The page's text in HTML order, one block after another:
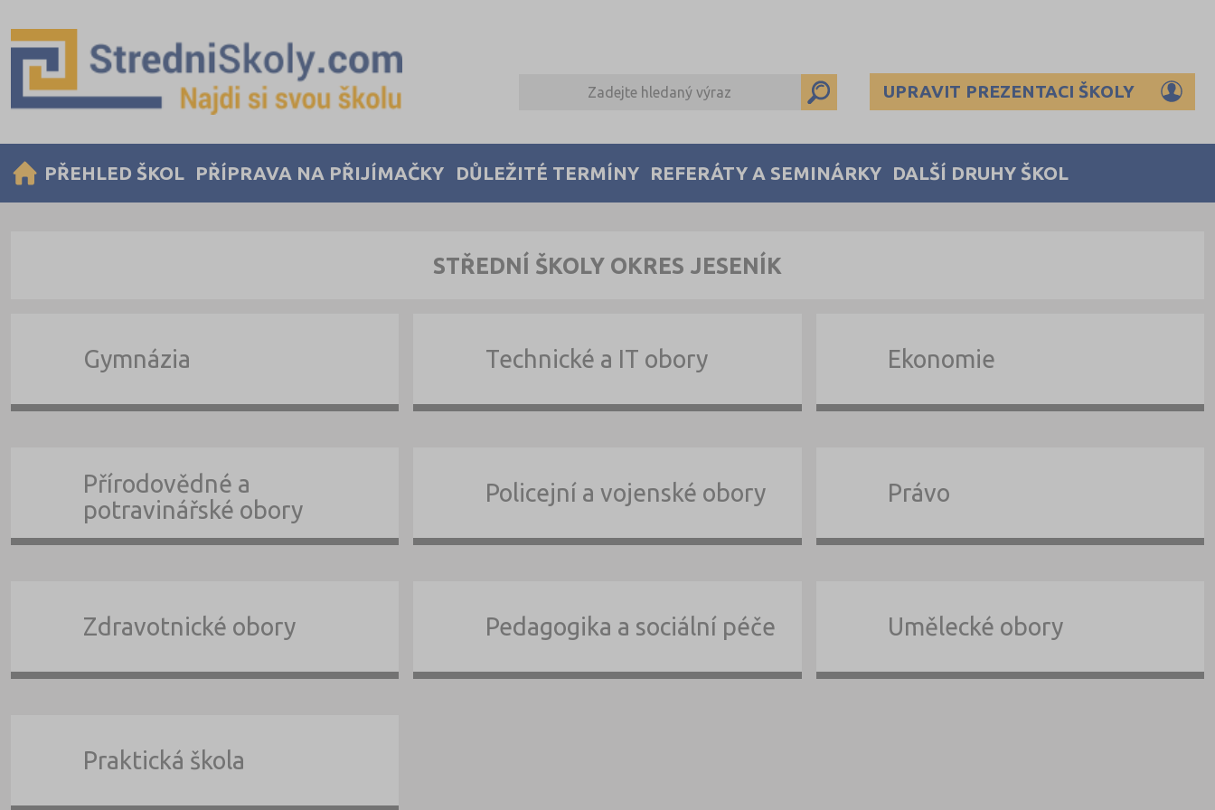
UPRAVIT PREZENTACI ŠKOLY
PŘEHLED ŠKOL PŘÍPRAVA NA PŘIJÍMAČKY DŮLEŽITÉ TERMÍNY REFERÁTY A SEMINÁRKY DALŠÍ DRUHY ŠKOL
STŘEDNÍ ŠKOLY OKRES JESENÍK
Gymnázia Technické a IT obory Ekonomie
Přírodovědné a
potravinářské obory
Policejní a vojenské obory Právo
Zdravotnické obory Pedagogika a sociální péče Umělecké obory
Praktická škola